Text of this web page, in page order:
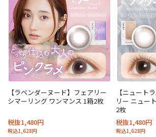
【ラベンダーヌード】フェアリー
シマーリング ワンマンス 1箱2枚
税抜1,480円
税込1,628円
【ニュート
リー ニュー
2枚
税抜1,480円
税込1,628円